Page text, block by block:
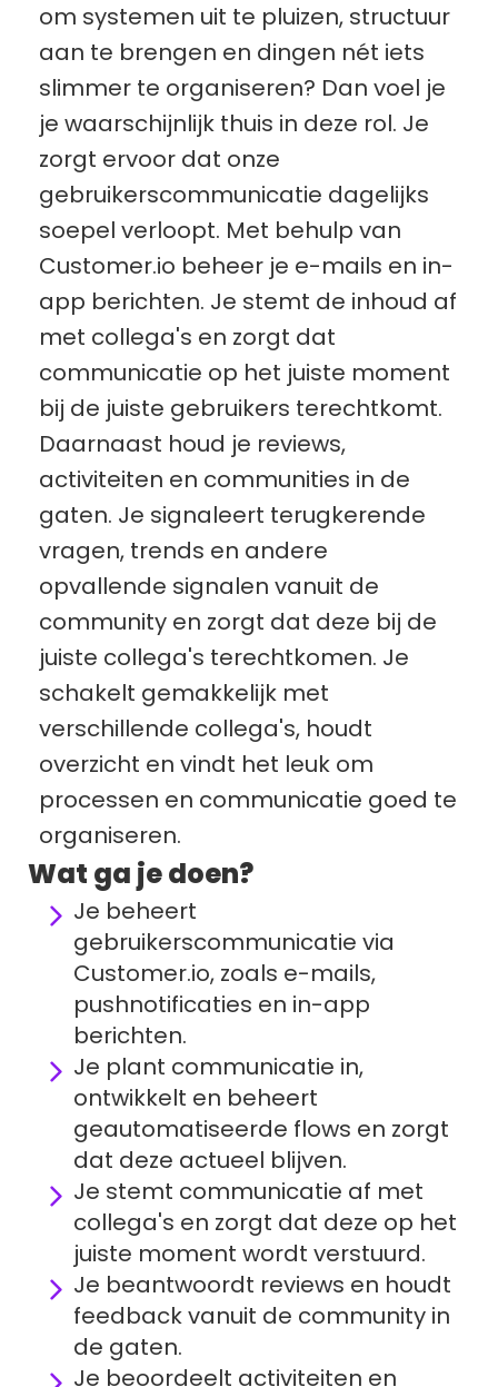
om systemen uit te pluizen, structuur
aan te brengen en dingen nét iets
slimmer te organiseren? Dan voel je
je waarschijnlijk thuis in deze rol. Je
zorgt ervoor dat onze
gebruikerscommunicatie dagelijks
soepel verloopt. Met behulp van
Customer.io beheer je e-mails en in-
app berichten. Je stemt de inhoud af
met collega's en zorgt dat
communicatie op het juiste moment
bij de juiste gebruikers terechtkomt.
Daarnaast houd je reviews,
activiteiten en communities in de
gaten. Je signaleert terugkerende
vragen, trends en andere
opvallende signalen vanuit de
community en zorgt dat deze bij de
juiste collega's terechtkomen. Je
schakelt gemakkelijk met
verschillende collega's, houdt
overzicht en vindt het leuk om
processen en communicatie goed te
organiseren.
Wat ga je doen?
Je beheert
gebruikerscommunicatie via
Customer.io, zoals e-mails,
pushnotificaties en in-app
berichten.
Je plant communicatie in,
ontwikkelt en beheert
geautomatiseerde flows en zorgt
dat deze actueel blijven.
Je stemt communicatie af met
collega's en zorgt dat deze op het
juiste moment wordt verstuurd.
Je beantwoordt reviews en houdt
feedback vanuit de community in
de gaten.
Je beoordeelt activiteiten en